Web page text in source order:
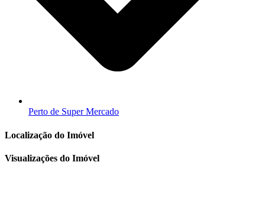
Perto de Super Mercado
Localização do Imóvel
Visualizações do Imóvel